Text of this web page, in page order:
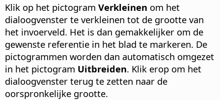
Klik op het pictogram Verkleinen om het
dialoogvenster te verkleinen tot de grootte van
het invoerveld. Het is dan gemakkelijker om de
gewenste referentie in het blad te markeren. De
pictogrammen worden dan automatisch omgezet
in het pictogram Uitbreiden. Klik erop om het
dialoogvenster terug te zetten naar de
oorspronkelijke grootte.